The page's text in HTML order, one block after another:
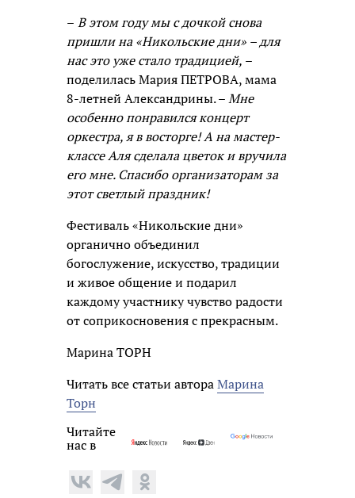
– В этом году мы с дочкой снова
пришли на «Никольские дни» – для
нас это уже стало традицией, –
поделилась Мария ПЕТРОВА, мама
8-летней Александрины. –Мне
особенно понравился концерт
оркестра, я в восторге! А на мастер-
классе Аля сделала цветок и вручила
его мне. Спасибо организаторам за
этот светлый праздник!
Фестиваль «Никольские дни»
органично объединил
богослужение, искусство, традиции
и живое общение и подарил
каждому участнику чувство радости
от соприкосновения с прекрасным.
Марина ТОРН
Читать все статьи автораМарина
Торн
Читайте
нас в